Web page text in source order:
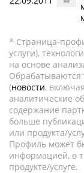
* Страница-
услуги),
на основе
Обрабатываются
(новости,
аналитические
содержание
больше
или продукта/
Профиль может
информацией, в
продукте/услуге.